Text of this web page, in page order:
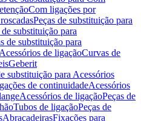
Com ligações por
Peças de substituição para
de substituição para
de substituição para
de ligaçãoCurvas de
Geberit
substituição para Acessórios
de continuidadeAcessórios
Acessórios de ligaçãoPeças de
Tubos de ligaçãoPeças de
AbraçadeirasFixações para